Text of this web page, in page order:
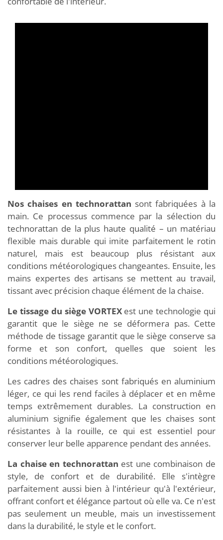
Nos chaises en technorattan sont fabriquées à la
main. Ce processus commence par la sélection du
technorattan de la plus haute qualité – un matériau
flexible mais durable qui imite parfaitement le rotin
naturel, mais est beaucoup plus résistant aux
conditions météorologiques changeantes. Ensuite, les
mains expertes des artisans se mettent au travail,
tissant avec précision chaque élément de la chaise.
Le tissage du siège VORTEXest une technologie qui
garantit que le siège ne se déformera pas. Cette
méthode de tissage garantit que le siège conserve sa
forme et son confort, quelles que soient les
conditions météorologiques.
Les cadres des chaises sont fabriqués en aluminium
léger, ce qui les rend faciles à déplacer et en même
temps extrêmement durables. La construction en
aluminium signifie également que les chaises sont
résistantes à la rouille, ce qui est essentiel pour
conserver leur belle apparence pendant des années.
La chaise en technorattan est une combinaison de
style, de confort et de durabilité. Elle s'intègre
parfaitement aussi bien à l'intérieur qu'à l'extérieur,
offrant confort et élégance partout où elle va. Ce n'est
pas seulement un meuble, mais un investissement
dans la durabilité, le style et le confort.